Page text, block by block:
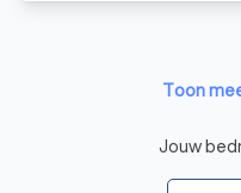
Toon
Jouw